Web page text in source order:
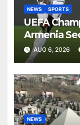
NEWS SPORTS
UEFA
Armenia
Over
AUG 6, 2026
NEWS